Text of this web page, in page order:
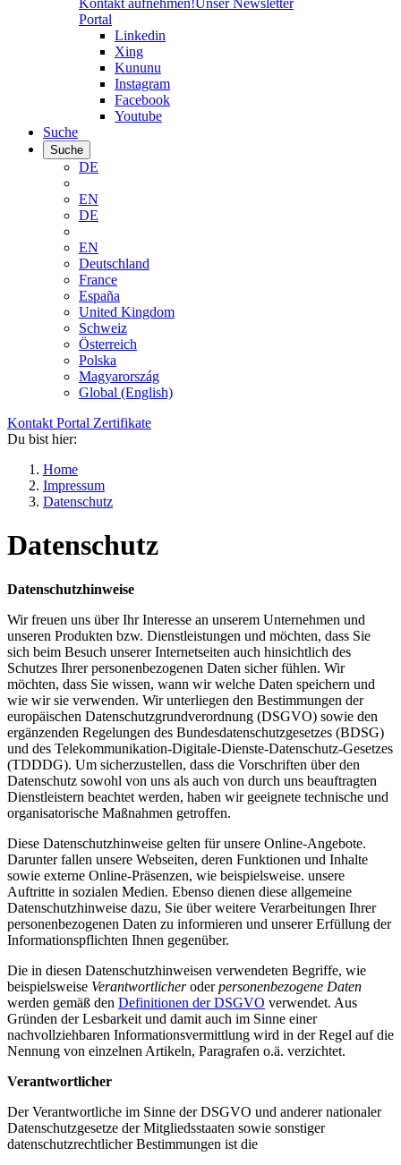
Kontakt aufnehmen!Unser Newsletter
Portal
Linkedin
Xing
Kununu
Instagram
Facebook
Youtube
Suche
Suche
DE
EN
DE
EN
Deutschland
France
España
United Kingdom
Schweiz
Österreich
Polska
Magyarország
Global (English)
Kontakt Portal Zertifikate
Du bist hier:
Home
Impressum
Datenschutz
Datenschutz
Datenschutzhinweise
Wir freuen uns über Ihr Interesse an unserem Unternehmen und
unseren Produkten bzw. Dienstleistungen und möchten, dass Sie
sich beim Besuch unserer Internetseiten auch hinsichtlich des
Schutzes Ihrer personenbezogenen Daten sicher fühlen. Wir
möchten, dass Sie wissen, wann wir welche Daten speichern und
wie wir sie verwenden. Wir unterliegen den Bestimmungen der
europäischen Datenschutzgrundverordnung (DSGVO) sowie den
ergänzenden Regelungen des Bundesdatenschutzgesetzes (BDSG)
und des Telekommunikation-Digitale-Dienste-Datenschutz-Gesetzes
(TDDDG). Um sicherzustellen, dass die Vorschriften über den
Datenschutz sowohl von uns als auch von durch uns beauftragten
Dienstleistern beachtet werden, haben wir geeignete technische und
organisatorische Maßnahmen getroffen.
Diese Datenschutzhinweise gelten für unsere Online-Angebote.
Darunter fallen unsere Webseiten, deren Funktionen und Inhalte
sowie externe Online-Präsenzen, wie beispielsweise. unsere
Auftritte in sozialen Medien. Ebenso dienen diese allgemeine
Datenschutzhinweise dazu, Sie über weitere Verarbeitungen Ihrer
personenbezogenen Daten zu informieren und unserer Erfüllung der
Informationspflichten Ihnen gegenüber.
Die in diesen Datenschutzhinweisen verwendeten Begriffe, wie
beispielsweise Verantwortlicheroderpersonenbezogene Daten
werden gemäß den Definitionen der DSGVO verwendet. Aus
Gründen der Lesbarkeit und damit auch im Sinne einer
nachvollziehbaren Informationsvermittlung wird in der Regel auf die
Nennung von einzelnen Artikeln, Paragrafen o.ä. verzichtet.
Verantwortlicher
Der Verantwortliche im Sinne der DSGVO und anderer nationaler
Datenschutzgesetze der Mitgliedsstaaten sowie sonstiger
datenschutzrechtlicher Bestimmungen ist die